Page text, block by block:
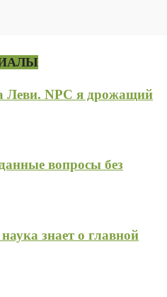
Леви. NPC я дрожащий
вопросы без
знает о главной